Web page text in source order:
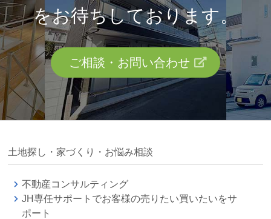
をお待ちしております。
ご相談・お問い合わせ
土地探し・家づくり・お悩み相談
不動産コンサルティング
JH専任サポートでお客様の売りたい買いたいをサ
ポート